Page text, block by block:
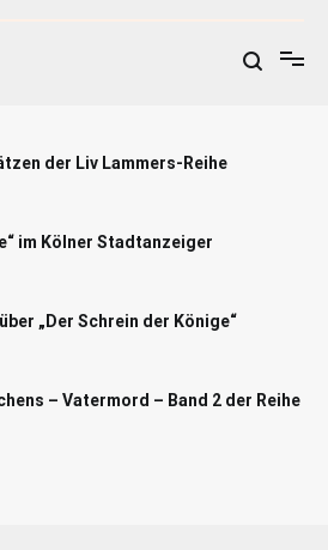
der Liv Lammers-Reihe
im Kölner Stadtanzeiger
„Der Schrein der Könige“
– Vatermord – Band 2 der Reihe